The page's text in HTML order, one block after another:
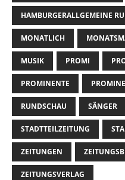
HAMBURGERALLGEMEINE
MONATLICH
MUSIK PROMI
PROMINENTE
RUNDSCHAU SÄNGER
STADTTEILZEITUNG
ZEITUNGEN
ZEITUNGSVERLAG